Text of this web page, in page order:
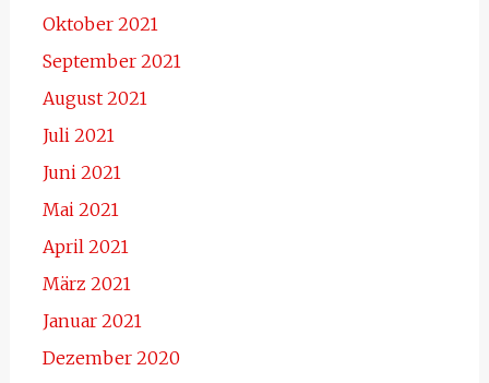
Oktober 2021
September 2021
August 2021
Juli 2021
Juni 2021
Mai 2021
April 2021
März 2021
Januar 2021
Dezember 2020